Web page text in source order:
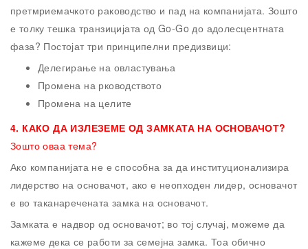
претмриемачкото раководство и пад на компанијата. Зошто
е толку тешка транзицијата од Go-Go до адолесцентната
фаза? Постојат три принципелни предизвици:
Делегирање на овластувања
Промена на рководството
Промена на целите
4. КАКО ДА ИЗЛЕЗЕМЕ ОД ЗАМКАТА НА ОСНОВАЧОТ?
Зошто оваа тема?
Ако компанијата не е способна за да институционализира
лидерство на основачот, ако е неопходен лидер, основачот
е во таканаречената замка на основачот.
Замката е надвор од основачот; во тој случај, можеме да
кажеме дека се работи за семејна замка. Тоа обично